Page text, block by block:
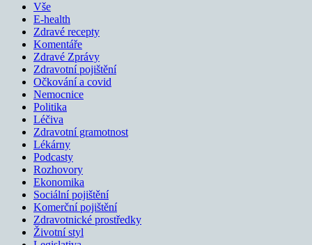
Vše
E-health
Zdravé recepty
Komentáře
Zdravé Zprávy
Zdravotní pojištění
Očkování a covid
Nemocnice
Politika
Léčiva
Zdravotní gramotnost
Lékárny
Podcasty
Rozhovory
Ekonomika
Sociální pojištění
Komerční pojištění
Zdravotnické prostředky
Životní styl